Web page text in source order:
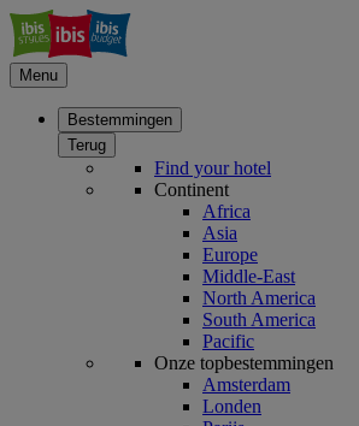
Menu
Bestemmingen
Terug
Find your hotel
Continent
Africa
Asia
Europe
Middle-East
North America
South America
Pacific
Onze topbestemmingen
Amsterdam
Londen